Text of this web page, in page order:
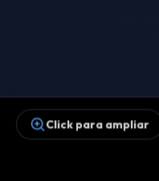
Click para ampliar